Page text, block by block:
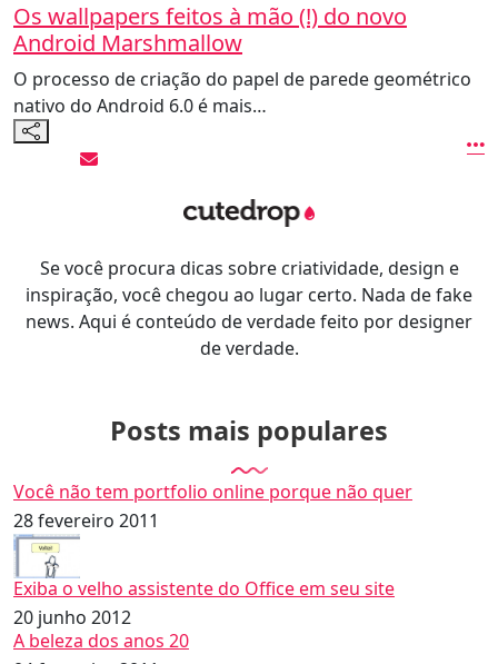
Os wallpapers feitos à mão (!) do novo
Android Marshmallow
O processo de criação do papel de parede geométrico
nativo do Android 6.0 é mais…
Se você procura dicas sobre criatividade, design e
inspiração, você chegou ao lugar certo. Nada de fake
news. Aqui é conteúdo de verdade feito por designer
de verdade.
Posts mais populares
Você não tem portfolio online porque não quer
28 fevereiro 2011
Exiba o velho assistente do Office em seu site
20 junho 2012
A beleza dos anos 20